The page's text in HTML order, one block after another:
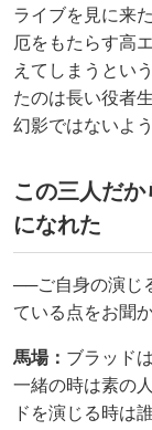
ライブを見に来
厄をもたらす高
えてしまうとい
たのは長い役者
幻影ではないよ
この三人だか
になれた
──ご自身の演じ
ている点をお聞
馬場： ブラッド
一緒の時は素の
ドを演じる時は